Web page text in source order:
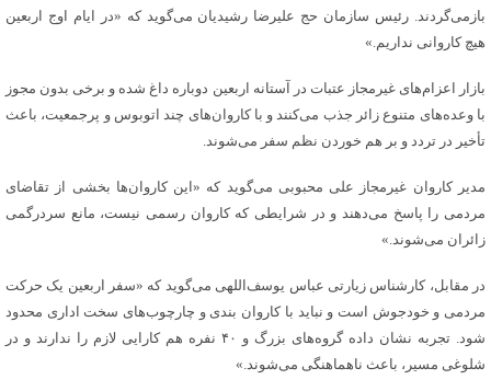
بازمی‌گردند. رئیس سازمان حج علیرضا رشیدیان می‌گوید که «در ایام اوج اربعین
هیچ کاروانی نداریم.»
بازار اعزام‌های غیرمجاز عتبات در آستانه اربعین دوباره داغ شده و برخی بدون مجوز
با وعده‌های متنوع زائر جذب می‌کنند و با کاروان‌های چند اتوبوس و پرجمعیت، باعث
تأخیر در تردد و بر هم خوردن نظم سفر می‌شوند.
مدیر کاروان غیرمجاز علی محبوبی می‌گوید که «این کاروان‌ها بخشی از تقاضای
مردمی را پاسخ می‌دهند و در شرایطی که کاروان رسمی نیست، مانع سردرگمی
زائران می‌شوند.»
در مقابل، کارشناس زیارتی عباس یوسف‌اللهی می‌گوید که «سفر اربعین یک حرکت
مردمی و خودجوش است و نباید با کاروان بندی و چارچوب‌های سخت اداری محدود
شود. تجربه نشان داده گروه‌های بزرگ و ۴۰ نفره هم کارایی لازم را ندارند و در
شلوغی مسیر، باعث ناهماهنگی می‌شوند.»